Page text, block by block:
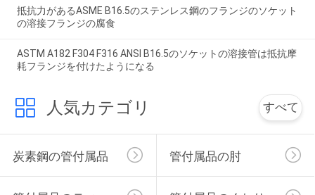
抵抗力があるASME B16.5のステンレス鋼のフランジのソケット
の溶接フランジの腐食
ASTM A182 F304 F316 ANSI B16.5のソケットの溶接管は抵抗摩
耗フランジを付けたようになる
人気カテゴリ すべて
炭素鋼の管付属品 管付属品の肘